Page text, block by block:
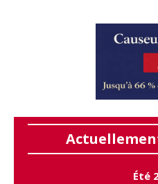
Été